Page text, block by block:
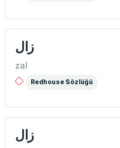
زال
zal
Redhouse Sözlüğü
زال